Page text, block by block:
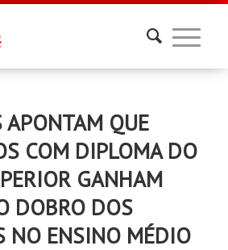
APONTAM QUE
COM DIPLOMA DO
GANHAM
DOBRO DOS
NO ENSINO MÉDIO